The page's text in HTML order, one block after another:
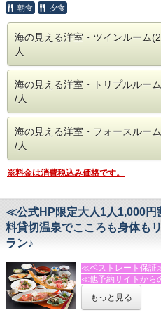
けます。
※閑散期は一部のみ
キッズルーム・卓球
飲物持込みOK（共
無料駐車場完備。
ックイン・チェック
・伊勢エビ・あわび
（以上は２名様より
・あわびの踊り焼（
お電話またはメー
※入荷状況によりお
【現在飼育中の世界
ヘラクレスオオカブ
ヒナカブト・ギラ
ツヤクワガタ・ロ
人気の大きな伊豆特
※金目鯛の姿煮が召
朝食は好評の焼きた
洋食スタイルです。
・伊勢エビ活造り入
・伊勢エビ・あわび
（以上は２名様より
・伊勢エビの活造り
０円～）
お電話またはメール
※入荷状況によりお
い。
露天温泉ではガーデ
し、
温泉気分を満喫いた
☆すべてのお風呂が
朝食 夕食
海の見える洋室・ツインルーム
人
海の見える洋室・トリプルルー
/人
海の見える洋室・フォースルー
/人
※料金は消費税込み価格です。
≪公式HP限定大人1人1,000
料貸切温泉でこころも身体
ラン♪
≪ベストレート保証
≪他予約サイトから
★★★ふじのくに安
もっと見る